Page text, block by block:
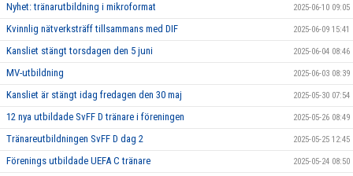
Nyhet: tränarutbildning i mikroformat 2025-06-10 09:05
Kvinnlig nätverksträff tillsammans med DIF 2025-06-09 15:41
Kansliet stängt torsdagen den 5 juni 2025-06-04 08:46
MV-utbildning 2025-06-03 08:39
Kansliet är stängt idag fredagen den 30 maj 2025-05-30 07:54
12 nya utbildade SvFF D tränare i föreningen 2025-05-26 08:49
Tränareutbildningen SvFF D dag 2 2025-05-25 12:45
Förenings utbildade UEFA C tränare 2025-05-24 08:50